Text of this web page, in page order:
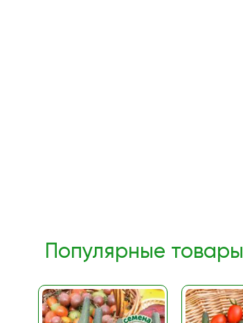
Популярные товары